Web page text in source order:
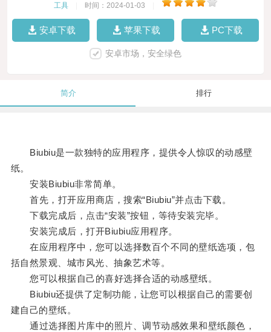
工具 时间：2024-01-03
安卓下载 苹果下载 PC下载
安卓市场，安全绿色
简介 排行
Biubiu是一款独特的应用程序，提供令人惊叹的动感壁
纸。
安装Biubiu非常简单。
首先，打开应用商店，搜索“Biubiu”并点击下载。
下载完成后，点击“安装”按钮，等待安装完毕。
安装完成后，打开Biubiu应用程序。
在应用程序中，您可以选择数百个不同的壁纸选项，包
括自然景观、城市风光、抽象艺术等。
您可以根据自己的喜好选择合适的动感壁纸。
Biubiu还提供了定制功能，让您可以根据自己的需要创
建自己的壁纸。
通过选择图片库中的照片、调节动感效果和壁纸颜色，